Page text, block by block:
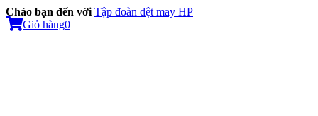
Chào bạn đến với Tập đoàn dệt may HP
Giỏ hàng0